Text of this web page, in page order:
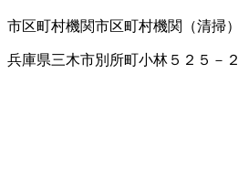
市区町村機関市区町村機関（清掃）
兵庫県三木市別所町小林５２５－２